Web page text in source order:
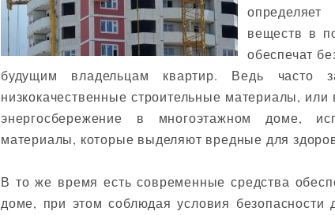
веществ в
обеспечат
будущим владельцам квартир. Ведь часто
низкокачественные строительные материалы, или
энергосбережение в многоэтажном доме,
материалы, которые выделяют вредные для
В то же время есть современные средства
доме, при этом соблюдая условия безопасности